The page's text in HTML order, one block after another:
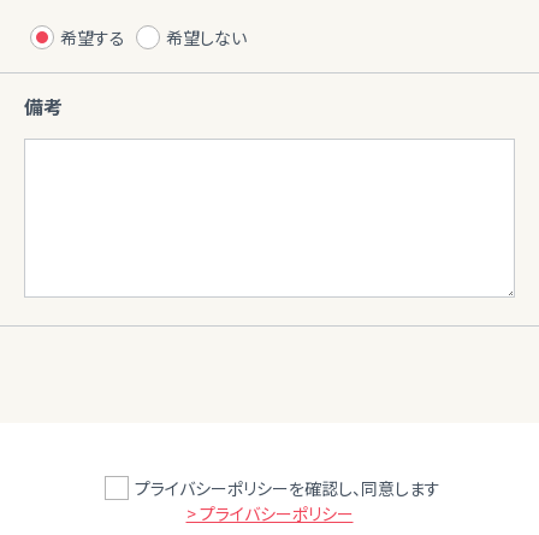
希望する 希望しない
備考
プライバシーポリシーを確認し、同意します
> プライバシーポリシー